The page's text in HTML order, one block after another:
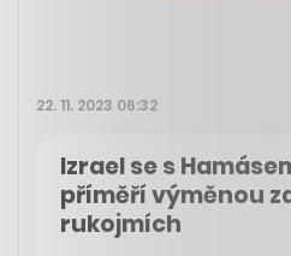
22. 11. 2023 06:32
Izrael se s
příměří výměnou
rukojmích